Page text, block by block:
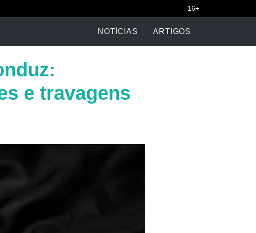
16+
NOTÍCIAS ARTIGOS
e travagens